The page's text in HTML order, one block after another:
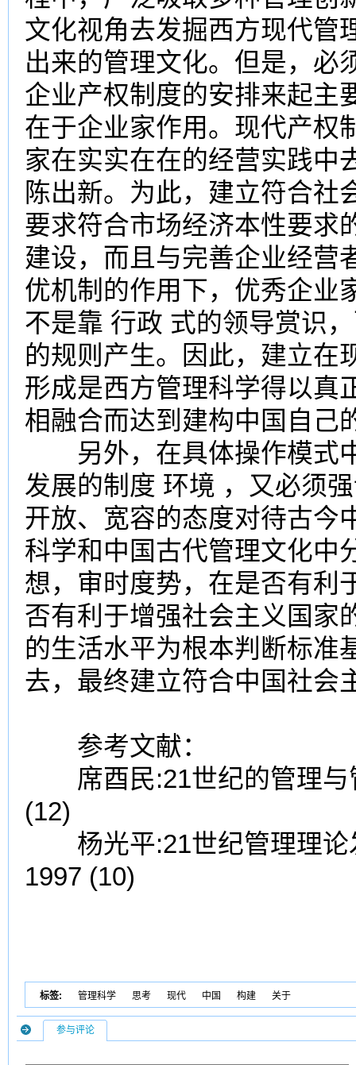
文化视角去发掘西方现代管
出来的管理文化。但是，必
企业产权制度的安排来起主
在于企业家作用。现代产权
家在实实在在的经营实践中
陈出新。为此，建立符合社
要求符合市场经济本性要求
建设，而且与完善企业经营
优机制的作用下，优秀企业
不是靠 行政 式的领导赏识
的规则产生。因此，建立在
形成是西方管理科学得以真
相融合而达到建构中国自己
另外，在具体操作模式
发展的制度 环境 ，又必须
开放、宽容的态度对待古今
科学和中国古代管理文化中
想，审时度势，在是否有利
否有利于增强社会主义国家
的生活水平为根本判断标准
去，最终建立符合中国社会
参考文献：
席酉民:21世纪的管理与
(12)
杨光平:21世纪管理理论
1997 (10)
标签: 管理科学 思考 现代 中国 构建 关于
参与评论